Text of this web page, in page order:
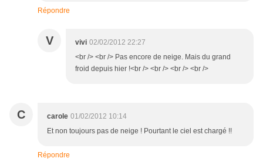
Répondre
V vivi 02/02/2012 22:27
<br /> <br /> Pas encore de neige. Mais du grand
froid depuis hier !<br /> <br /> <br /> <br />
C carole 01/02/2012 10:14
Et non toujours pas de neige ! Pourtant le ciel est chargé !!
Répondre